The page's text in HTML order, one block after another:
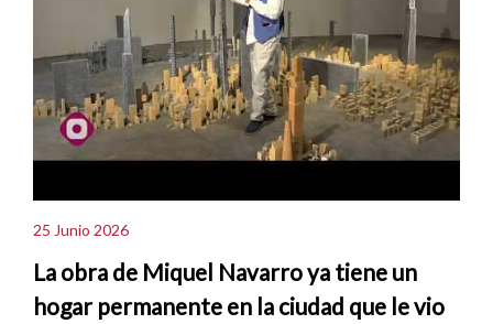
25 Junio 2026
La obra de Miquel Navarro ya tiene un
hogar permanente en la ciudad que le vio